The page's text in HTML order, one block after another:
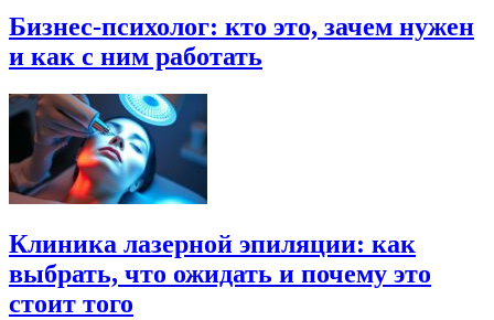
Бизнес-психолог: кто это, зачем нужен
и как с ним работать
Клиника лазерной эпиляции: как
выбрать, что ожидать и почему это
стоит того